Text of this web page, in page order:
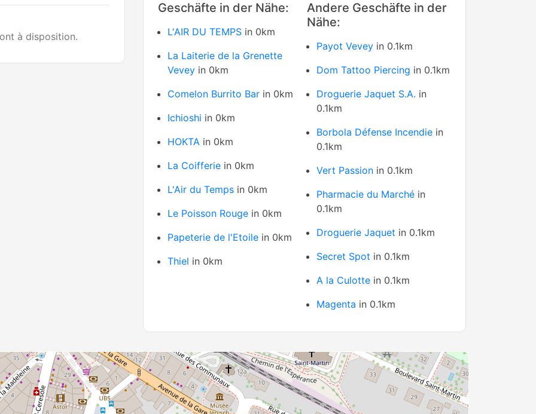
à disposition.
Geschäfte in der Nähe:
L'AIR DU TEMPS in 0km
La Laiterie de la Grenette
Vevey in 0km
Comelon Burrito Bar in 0km
Ichioshi in 0km
HOKTA in 0km
La Coifferie in 0km
L'Air du Temps in 0km
Le Poisson Rouge in 0km
Papeterie de l'Etoile in 0km
Thiel in 0km
Andere Geschäfte in der
Nähe:
Payot Vevey in 0.1km
Dom Tattoo Piercing in 0.1km
Droguerie Jaquet S.A. in
0.1km
Borbola Défense Incendie in
0.1km
Vert Passion in 0.1km
Pharmacie du Marché in
0.1km
Droguerie Jaquet in 0.1km
Secret Spot in 0.1km
A la Culotte in 0.1km
Magenta in 0.1km